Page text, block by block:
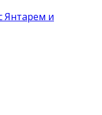
Янтарем и